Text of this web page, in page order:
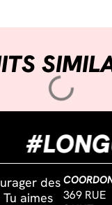
des
aimes
369 RUE